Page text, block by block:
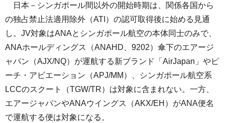
日本－シンガポール間以外の開始時期は、関係各国から
の独占禁止法適用除外（ATI）の認可取得後に始める見通
し。JV対象はANAとシンガポール航空の本体同士のみで、
ANAホールディングス（ANAHD、9202）傘下のエアージ
ャパン（AJX/NQ）が運航する新ブランド「AirJapan」やピ
ーチ・アビエーション（APJ/MM）、シンガポール航空系
LCCのスクート（TGW/TR）は対象に含まれない。一方、
エアージャパンやANAウイングス（AKX/EH）がANA便名
で運航する便は対象になる。